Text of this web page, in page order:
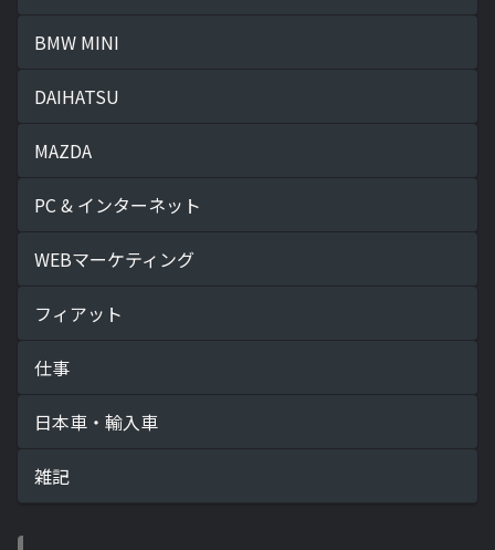
BMW MINI
DAIHATSU
MAZDA
PC & インターネット
WEBマーケティング
フィアット
仕事
日本車・輸入車
雑記